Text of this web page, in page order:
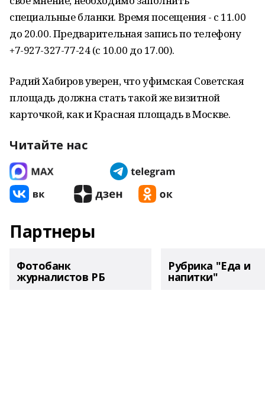
специальные бланки. Время посещения - с 11.00
до 20.00. Предварительная запись по телефону
+7-927-327-77-24 (с 10.00 до 17.00).
Радий Хабиров уверен, что уфимская Советская
площадь должна стать такой же визитной
карточкой, как и Красная площадь в Москве.
Читайте нас
Партнеры
Фотобанк
журналистов РБ
Рубрика "Еда и
напитки"